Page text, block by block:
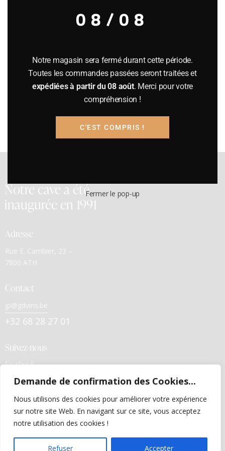
Demande de confirmation des Cookies...
Nous utilisons des cookies pour améliorer votre expérience
sur notre site Web. En navigant sur ce site, vous acceptez
notre utilisation des cookies !
Refuser Accepter
Prix :50€—60€
Notre cave a été
inaugurée en 1991
Adresse
Rue E. Cambier, 23 –
7800 ATH
Contact
jp@gdvins.be
+32 68 28 27 01
Suivez-nous
Facebook
Politiques de confidentialité
Conditions générales de vente
FR
08/08
Notre magasin sera fermé durant cette période.
Toutes les commandes passées seront traitées et
expédiées à partir du 08 août. Merci pour votre
compréhension !
C'EST COMPRIS !
Fermer le pop-up